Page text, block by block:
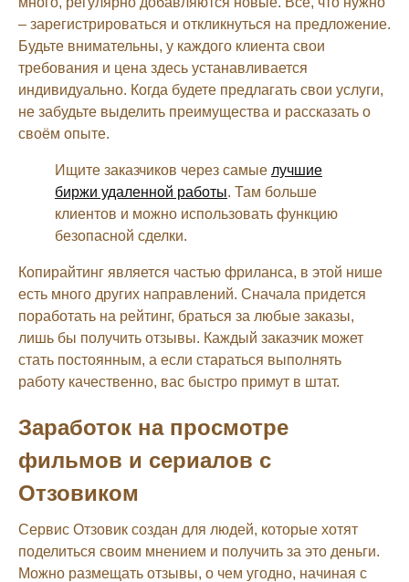
– зарегистрироваться и откликнуться на предложение.
Будьте внимательны, у каждого клиента свои
требования и цена здесь устанавливается
индивидуально. Когда будете предлагать свои услуги,
не забудьте выделить преимущества и рассказать о
своём опыте.
Ищите заказчиков через самые лучшие
биржи удаленной работы. Там больше
клиентов и можно использовать функцию
безопасной сделки.
Копирайтинг является частью фриланса, в этой нише
есть много других направлений. Сначала придется
поработать на рейтинг, браться за любые заказы,
лишь бы получить отзывы. Каждый заказчик может
стать постоянным, а если стараться выполнять
работу качественно, вас быстро примут в штат.
Заработок на просмотре
фильмов и сериалов с
Отзовиком
Сервис Отзовик создан для людей, которые хотят
поделиться своим мнением и получить за это деньги.
Можно размещать отзывы, о чем угодно, начиная с